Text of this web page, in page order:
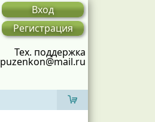
Вход
Регистрация
Тех. поддержка
puzenkon@mail.ru